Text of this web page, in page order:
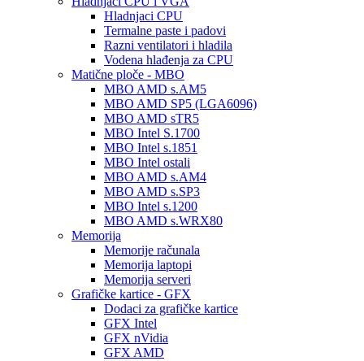
Hladnjaci CPU
Termalne paste i padovi
Razni ventilatori i hladila
Vodena hlađenja za CPU
Matične ploče - MBO
MBO AMD s.AM5
MBO AMD SP5 (LGA6096)
MBO AMD sTR5
MBO Intel S.1700
MBO Intel s.1851
MBO Intel ostali
MBO AMD s.AM4
MBO AMD s.SP3
MBO Intel s.1200
MBO AMD s.WRX80
Memorija
Memorije računala
Memorija laptopi
Memorija serveri
Grafičke kartice - GFX
Dodaci za grafičke kartice
GFX Intel
GFX nVidia
GFX AMD